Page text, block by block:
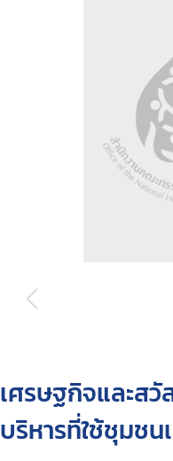
เศรษฐกิจและส
บริหารที่ใช้ชุมชน